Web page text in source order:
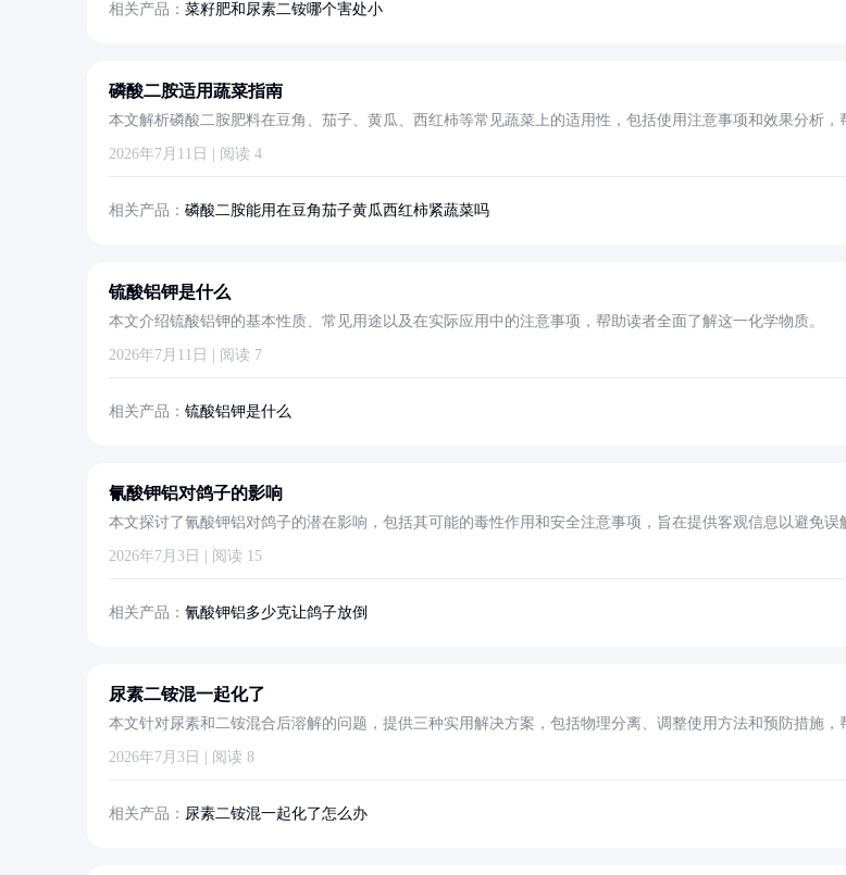
相关产品： 菜籽肥和尿素二铵哪个害处小
磷酸二胺适用蔬菜指南
本文解析磷酸二胺肥料在豆角、茄子、黄瓜、西红柿等常见蔬菜上的适用性，包括使用注意事项和效果分析，
2026年7月11日 | 阅读 4
相关产品： 磷酸二胺能用在豆角茄子黄瓜西红柿紧蔬菜吗
锍酸铝钾是什么
本文介绍锍酸铝钾的基本性质、常见用途以及在实际应用中的注意事项，帮助读者全面了解这一化学物质。
2026年7月11日 | 阅读 7
相关产品： 锍酸铝钾是什么
氰酸钾铝对鸽子的影响
本文探讨了氰酸钾铝对鸽子的潜在影响，包括其可能的毒性作用和安全注意事项，旨在提供客观信息以避免误
2026年7月3日 | 阅读 15
相关产品： 氰酸钾铝多少克让鸽子放倒
尿素二铵混一起化了
本文针对尿素和二铵混合后溶解的问题，提供三种实用解决方案，包括物理分离、调整使用方法和预防措施，
2026年7月3日 | 阅读 8
相关产品： 尿素二铵混一起化了怎么办